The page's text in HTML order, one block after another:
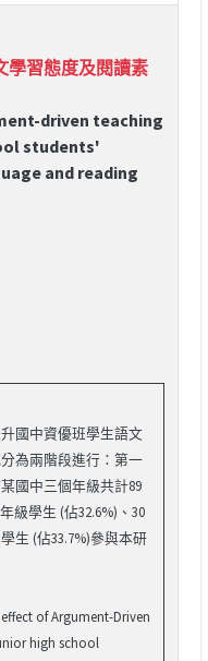
學習態度及閱讀素
driven teaching
students'
and reading
國中資優班學生語文
為兩階段進行：第一
國中三個年級共計89
級學生 (佔32.6%)、30
生 (佔33.7%)參與本研
of Argument-Driven
high school